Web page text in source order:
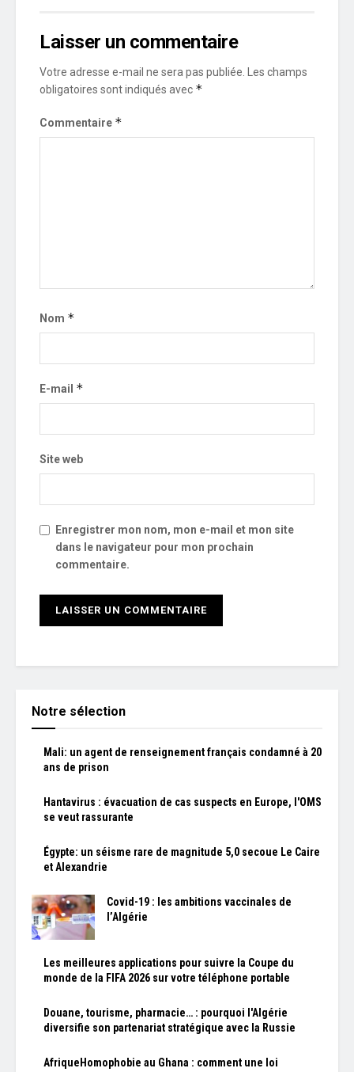
Laisser un commentaire
Votre adresse e-mail ne sera pas publiée. Les champs
obligatoires sont indiqués avec *
Commentaire *
Nom *
E-mail *
Site web
Enregistrer mon nom, mon e-mail et mon site
dans le navigateur pour mon prochain
commentaire.
Notre sélection
Mali: un agent de renseignement français condamné à 20
ans de prison
Hantavirus : évacuation de cas suspects en Europe, l'OMS
se veut rassurante
Égypte: un séisme rare de magnitude 5,0 secoue Le Caire
et Alexandrie
Covid-19 : les ambitions vaccinales de
l’Algérie
Les meilleures applications pour suivre la Coupe du
monde de la FIFA 2026 sur votre téléphone portable
Douane, tourisme, pharmacie… : pourquoi l'Algérie
diversifie son partenariat stratégique avec la Russie
AfriqueHomophobie au Ghana : comment une loi